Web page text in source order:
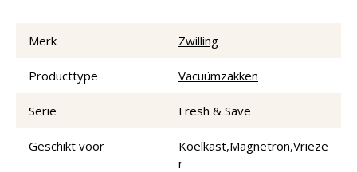
Merk Zwilling
Producttype Vacuümzakken
Serie Fresh & Save
Geschikt voor
Koelkast,Magnetron,Vrieze
r